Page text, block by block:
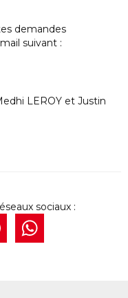
demandes
suivant :
LEROY et Justin